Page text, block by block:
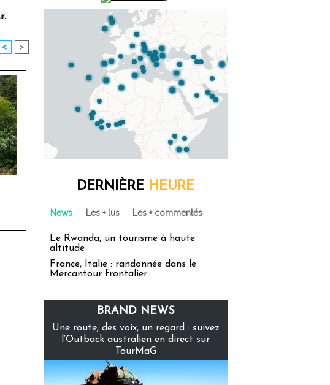
< >
DERNIÈRE HEURE
News Les + lus Les + commentés
Le Rwanda, un tourisme à haute
altitude
France, Italie : randonnée dans le
Mercantour frontalier
BRAND NEWS
Une route, des voix, un regard : suivez
l’Outback australien en direct sur
TourMaG